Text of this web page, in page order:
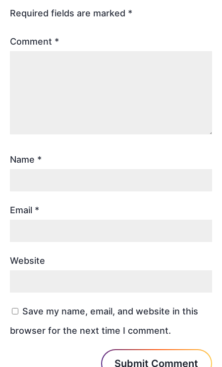
Required fields are marked *
Comment *
Name *
Email *
Website
Save my name, email, and website in this
browser for the next time I comment.